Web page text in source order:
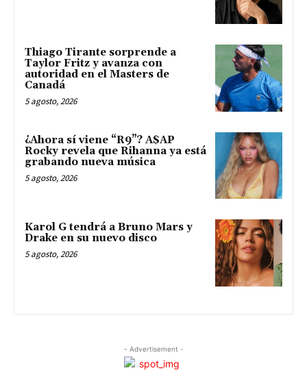
Thiago Tirante sorprende a
Taylor Fritz y avanza con
autoridad en el Masters de
Canadá
5 agosto, 2026
¿Ahora sí viene “R9”? A$AP
Rocky revela que Rihanna ya está
grabando nueva música
5 agosto, 2026
Karol G tendrá a Bruno Mars y
Drake en su nuevo disco
5 agosto, 2026
- Advertisement -